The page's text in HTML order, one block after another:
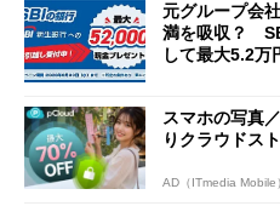
元グループ会
満を吸収？
して最大5.2万
スマホの写真
りクラウドス
AD（ITmedia Mobile